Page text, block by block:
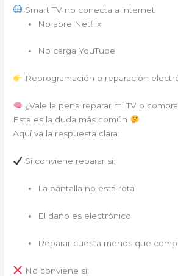
Smart TV no conecta a internet
No abre Netflix
No carga YouTube
Reprogramación o reparación
¿Vale la pena reparar mi TV o
Esta es la duda más común
Aquí va la respuesta clara:
Sí conviene reparar si:
La pantalla no está rota
El daño es electrónico
Reparar cuesta menos que
No conviene si: